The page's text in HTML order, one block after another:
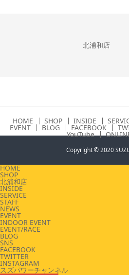
北浦和店
HOME SHOP INSIDE
EVENT BLOG FACEBOOK
YouTube
Copyright © 2020
HOME
SHOP
北浦和店
INSIDE
SERVICE
STAFF
NEWS
EVENT
INDOOR EVENT
EVENT/RACE
BLOG
SNS
FACEBOOK
TWITTER
INSTAGRAM
スズパワーチャンネル